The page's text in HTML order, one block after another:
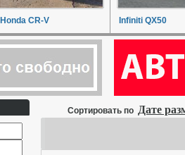
Honda CR-V Infiniti QX50
Сортировать по Дате